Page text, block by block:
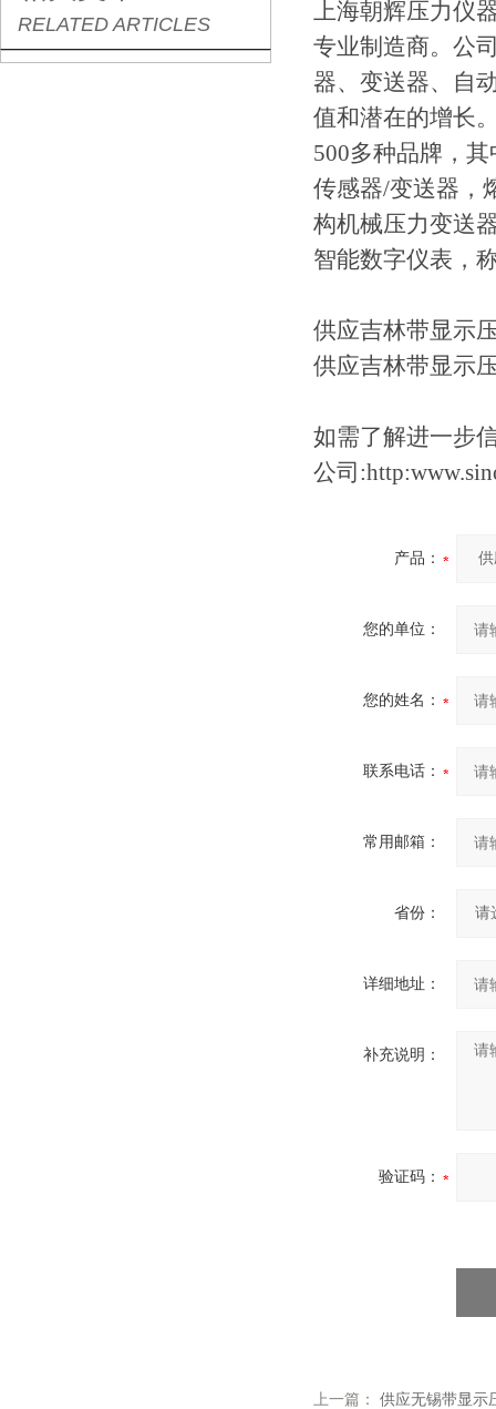
RELATED ARTICLES
上海朝辉压力仪
专业制造商。公
器、变送器、自
值和潜在的增长
500多种品牌，
传感器/变送器，
构机械压力变送
智能数字仪表，
供应吉林带显示
供应吉林带显示
如需了解进一步
公司
产品：
您的单位：
您的姓名：
联系电话：
常用邮箱：
省份：
详细地址：
补充说明：
验证码：
上一篇：
供应无锡带显示